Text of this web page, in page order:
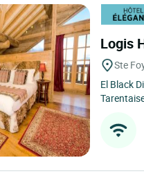
Logis
Ste
El Black